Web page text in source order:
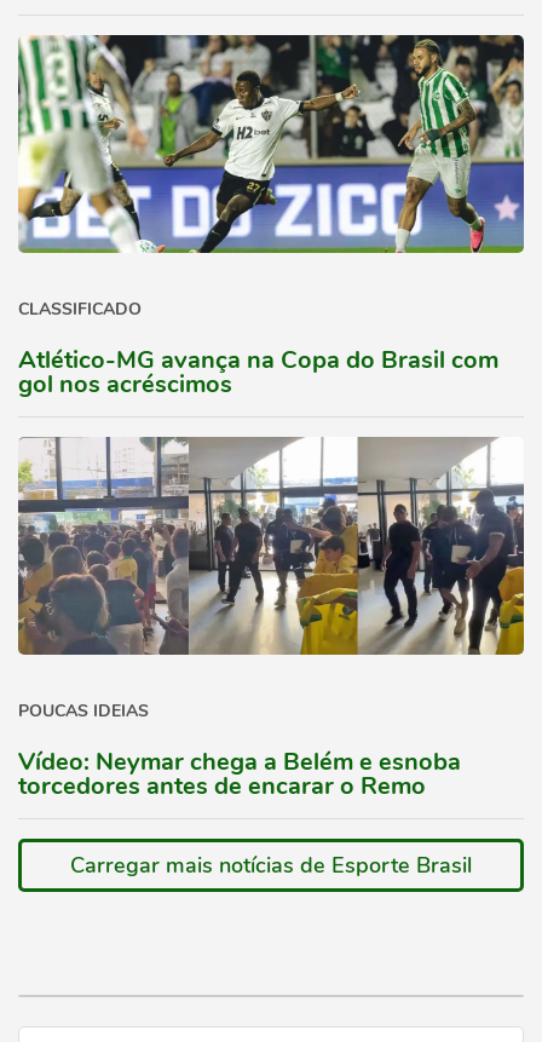
CLASSIFICADO
Atlético-MG avança na Copa do Brasil com
gol nos acréscimos
POUCAS IDEIAS
Vídeo: Neymar chega a Belém e esnoba
torcedores antes de encarar o Remo
Carregar mais notícias de Esporte Brasil